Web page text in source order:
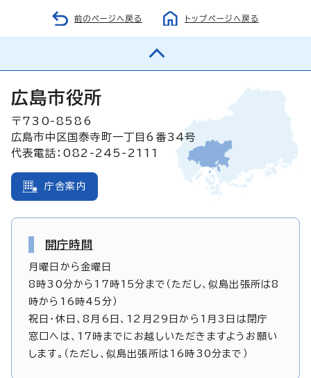
前のページへ戻る トップページへ戻る
広島市役所
〒730-8586
広島市中区国泰寺町一丁目6番34号
代表電話：082-245-2111
庁舎案内
開庁時間
月曜日から金曜日
8時30分から17時15分まで（ただし、似島出張所は8
時から16時45分）
祝日・休日、8月6日、12月29日から1月3日は閉庁
窓口へは、17時までにお越しいただきますようお願い
します。（ただし、似島出張所は16時30分まで）